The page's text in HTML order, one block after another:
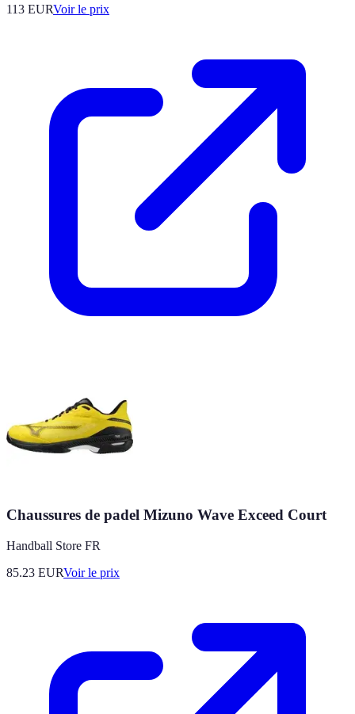
113 EURVoir le prix
Chaussures de padel Mizuno Wave Exceed Court
Handball Store FR
85.23 EURVoir le prix